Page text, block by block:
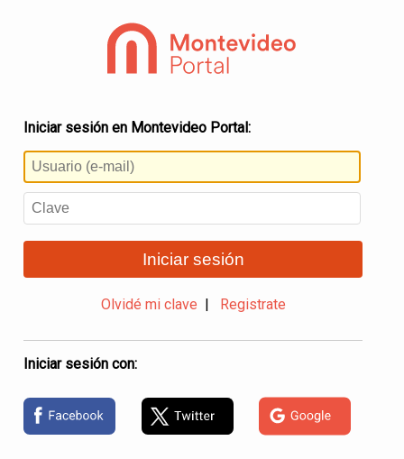
Iniciar sesión en Montevideo Portal:
Iniciar sesión
Olvidé mi clave Registrate
Iniciar sesión con: